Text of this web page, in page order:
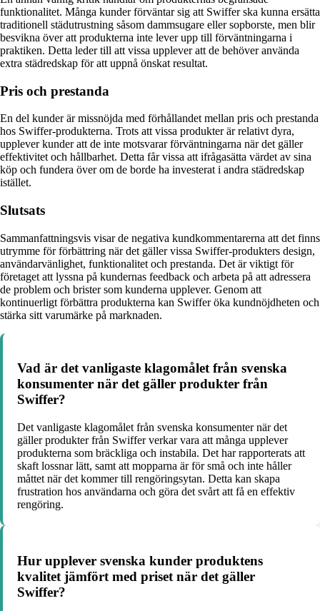
funktionalitet. Många kunder förväntar sig att Swiffer ska kunna ersätta
traditionell städutrustning såsom dammsugare eller sopborste, men blir
besvikna över att produkterna inte lever upp till förväntningarna i
praktiken. Detta leder till att vissa upplever att de behöver använda
extra städredskap för att uppnå önskat resultat.
Pris och prestanda
En del kunder är missnöjda med förhållandet mellan pris och prestanda
hos Swiffer-produkterna. Trots att vissa produkter är relativt dyra,
upplever kunder att de inte motsvarar förväntningarna när det gäller
effektivitet och hållbarhet. Detta får vissa att ifrågasätta värdet av sina
köp och fundera över om de borde ha investerat i andra städredskap
istället.
Slutsats
Sammanfattningsvis visar de negativa kundkommentarerna att det finns
utrymme för förbättring när det gäller vissa Swiffer-produkters design,
användarvänlighet, funktionalitet och prestanda. Det är viktigt för
företaget att lyssna på kundernas feedback och arbeta på att adressera
de problem och brister som kunderna upplever. Genom att
kontinuerligt förbättra produkterna kan Swiffer öka kundnöjdheten och
stärka sitt varumärke på marknaden.
Vad är det vanligaste klagomålet från svenska
konsumenter när det gäller produkter från
Swiffer?
Det vanligaste klagomålet från svenska konsumenter när det
gäller produkter från Swiffer verkar vara att många upplever
produkterna som bräckliga och instabila. Det har rapporterats att
skaft lossnar lätt, samt att mopparna är för små och inte håller
måttet när det kommer till rengöringsytan. Detta kan skapa
frustration hos användarna och göra det svårt att få en effektiv
rengöring.
Hur upplever svenska kunder produktens
kvalitet jämfört med priset när det gäller
Swiffer?